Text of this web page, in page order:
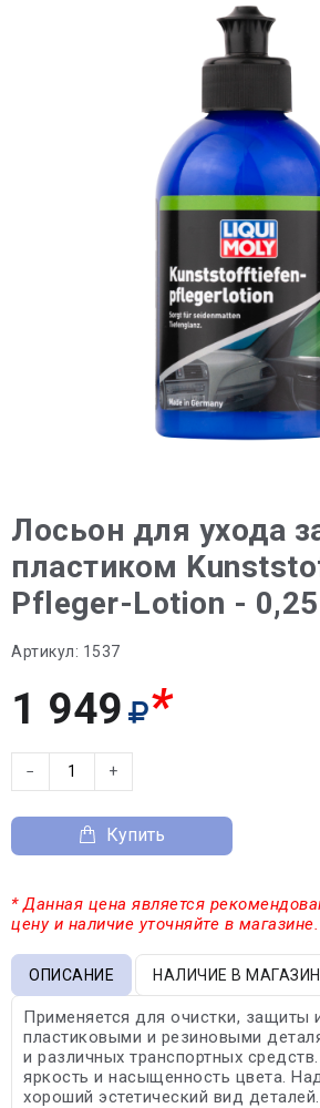
Лосьон для ухода
пластиком
Pfleger-Lotion -
Артикул: 1537
1 949 *
− +
Купить
* Данная цена является
цену и наличие уточняйте в магазине.
ОПИСАНИЕ НАЛИЧИЕ В
Применяется для очистки, защиты
пластиковыми и резиновыми
и различных транспортных
яркость и насыщенность цвета.
хороший эстетический вид деталей.